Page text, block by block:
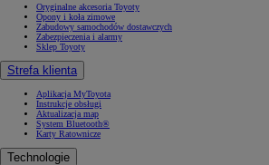
Oryginalne akcesoria Toyoty
Opony i koła zimowe
Zabudowy samochodów dostawczych
Zabezpieczenia i alarmy
Sklep Toyoty
Strefa klienta
Aplikacja MyToyota
Instrukcje obsługi
Aktualizacja map
System Bluetooth®
Karty Ratownicze
Technologie